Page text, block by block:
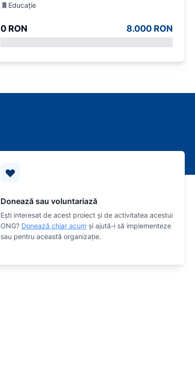
Educație
0 RON 8.000 RON
Donează sau voluntariază
Eşti interesat de acest proiect și de activitatea acestui
ONG? Donează chiar acum și ajută-i să implementeze
sau pentru această organizaţie.